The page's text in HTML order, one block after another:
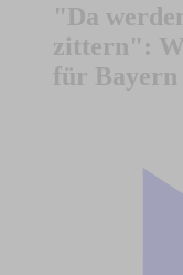
"Da
zittern":
für Bayern